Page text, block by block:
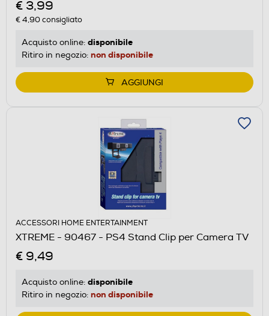
€ 3,99
€ 4,90consigliato
Acquisto online: disponibile
Ritiro in negozio: non disponibile
AGGIUNGI
ACCESSORI HOME ENTERTAINMENT
XTREME - 90467 - PS4 Stand Clip per Camera TV
€ 9,49
Acquisto online: disponibile
Ritiro in negozio: non disponibile